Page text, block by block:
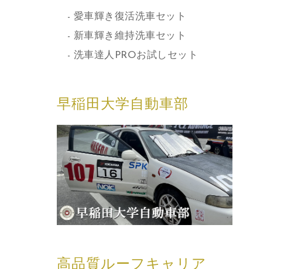
愛車輝き復活洗車セット
新車輝き維持洗車セット
洗車達人PROお試しセット
早稲田大学自動車部
高品質ルーフキャリア